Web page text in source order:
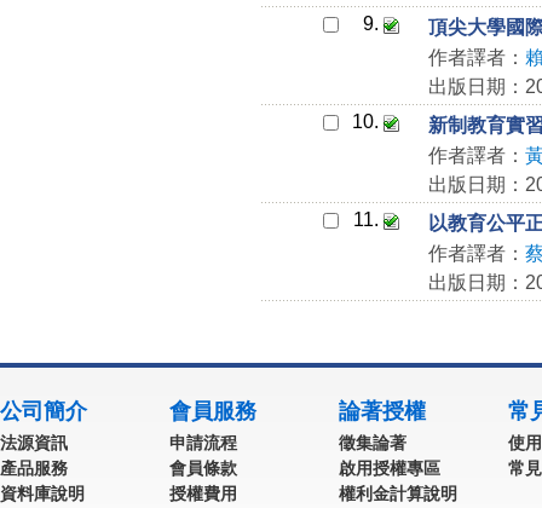
9.
頂尖大學國
作者譯者：
出版日期：
10.
新制教育實
作者譯者：
出版日期：
11.
以教育公平
作者譯者：
出版日期：
公司簡介
法源資訊
產品服務
資料庫說明
會員服務
申請流程
會員條款
授權費用
論著授權
徵集論著
啟用授權專區
權利金計算說明
常
使
常